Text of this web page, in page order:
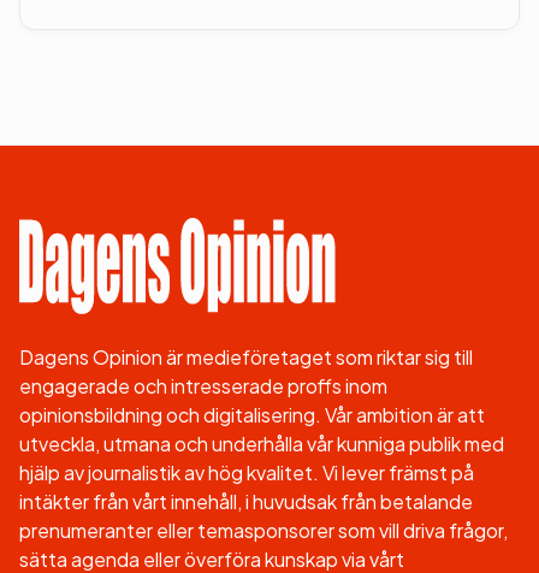
Dagens Opinion är medieföretaget som riktar sig till
engagerade och intresserade proffs inom
opinionsbildning och digitalisering. Vår ambition är att
utveckla, utmana och underhålla vår kunniga publik med
hjälp av journalistik av hög kvalitet. Vi lever främst på
intäkter från vårt innehåll, i huvudsak från betalande
prenumeranter eller temasponsorer som vill driva frågor,
sätta agenda eller överföra kunskap via vårt